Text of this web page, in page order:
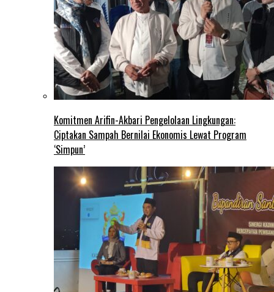
Komitmen Arifin-Akbari Pengelolaan Lingkungan:
Ciptakan Sampah Bernilai Ekonomis Lewat Program
‘Simpun’